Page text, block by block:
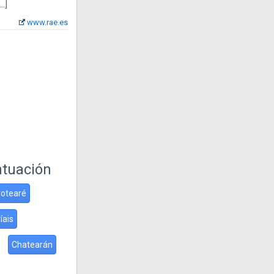
www.rae.es
Chatearán